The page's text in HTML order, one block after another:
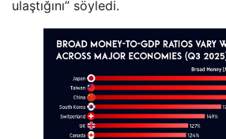
ulaştığını” söyledi.